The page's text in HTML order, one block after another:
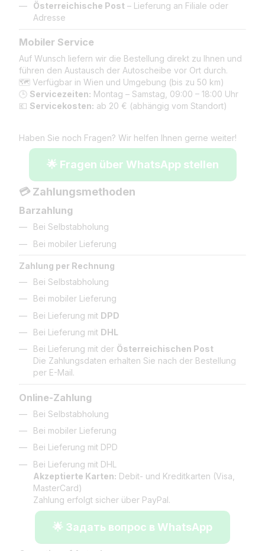
Österreichische Post – Lieferung an Filiale oder
Adresse
Mobiler Service
Auf Wunsch liefern wir die Bestellung direkt zu Ihnen und
führen den Austausch der Autoscheibe vor Ort durch.
🗺️ Verfügbar in Wien und Umgebung (bis zu 50 km)
🕒 Servicezeiten: Montag – Samstag, 09:00 – 18:00 Uhr
💶 Servicekosten: ab 20 € (abhängig vom Standort)
Haben Sie noch Fragen? Wir helfen Ihnen gerne weiter!
🌟 Fragen über WhatsApp stellen
💳 Zahlungsmethoden
Barzahlung
Bei Selbstabholung
Bei mobiler Lieferung
Zahlung per Rechnung
Bei Selbstabholung
Bei mobiler Lieferung
Bei Lieferung mit DPD
Bei Lieferung mit DHL
Bei Lieferung mit der Österreichischen Post
Die Zahlungsdaten erhalten Sie nach der Bestellung
per E-Mail.
Online-Zahlung
Bei Selbstabholung
Bei mobiler Lieferung
Bei Lieferung mit DPD
Bei Lieferung mit DHL
Akzeptierte Karten: Debit- und Kreditkarten (Visa,
MasterCard)
Zahlung erfolgt sicher über PayPal.
🌟 Задать вопрос в WhatsApp